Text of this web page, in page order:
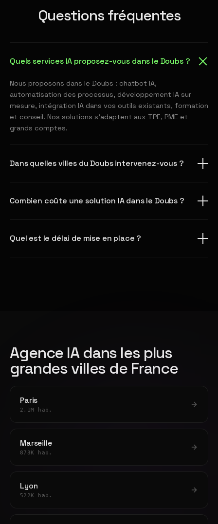
Questions fréquentes
Quels services IA proposez-vous dans le Doubs ?
Nous proposons dans le Doubs : chatbot IA,
automatisation des processus, développement IA sur
mesure, intégration IA dans vos outils existants, formation
et conseil. Nos solutions s'adaptent aux TPE, PME et
grands comptes.
Dans quelles villes du Doubs intervenez-vous ?
Combien coûte une solution IA dans le Doubs ?
Quel est le délai de mise en place ?
Agence IA dans les plus
grandes villes de France
Paris
2.1M hab.
Marseille
873K hab.
Lyon
522K hab.